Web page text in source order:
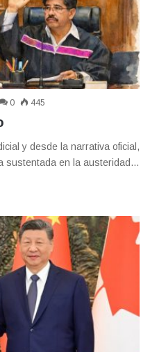
0 445
y desde la narrativa oficial,
sustentada en la austeridad…